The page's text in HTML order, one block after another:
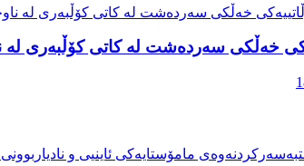
خەڵکی سەردەشت لە کاتی کۆڵبەری لە